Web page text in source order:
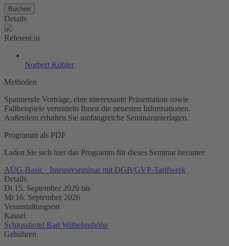
Buchen
Details
Referent:in
Norbert Köhler
Methoden
Spannende Vorträge, eine interessante Präsentation sowie
Fallbeispiele vermitteln Ihnen die neuesten Informationen.
Außerdem erhalten Sie umfangreiche Seminarunterlagen.
Programm als PDF
Laden Sie sich hier das Programm für dieses Seminar herunter
AÜG-Basic · Intensivseminar mit DGB/GVP-Tarifwerk
Details
Di 15. September 2026 bis
Mi 16. September 2026
Veranstaltungsort
Kassel
Schlosshotel Bad Wilhelmshöhe
Gebühren